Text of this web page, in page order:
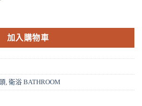
。
NT$3,720。
加入購物車
, 衛浴 BATHROOM